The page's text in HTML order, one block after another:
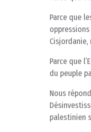
Parce que
Parce que
du peuple
Nous
palestinien